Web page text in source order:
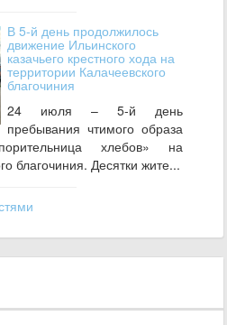
В 5-й день продолжилось
движение Ильинского
казачьего крестного хода на
территории Калачеевского
благочиния
24 июля – 5-й день
пребывания чтимого образа
хлебов» на
благочиния. Десятки жите...